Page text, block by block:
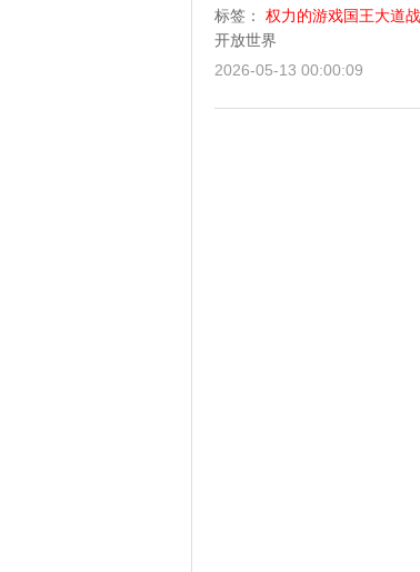
标签： 权力的游戏国王大道
开放世界
2026-05-13 00:00:09